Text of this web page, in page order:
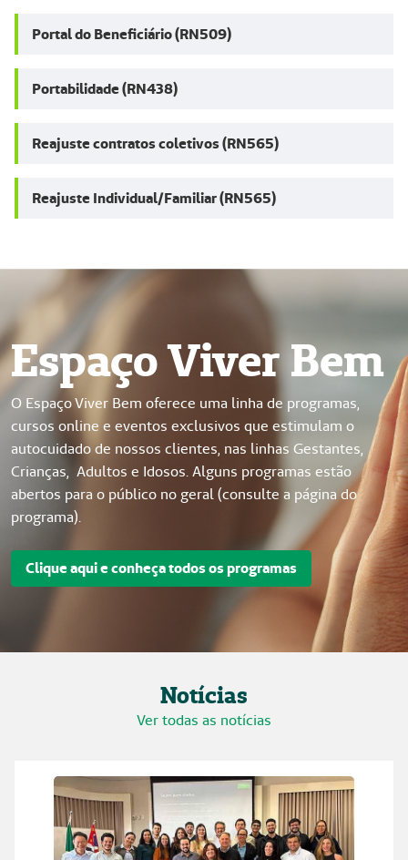
Portal do Beneficiário (RN509)
Portabilidade (RN438)
Reajuste contratos coletivos (RN565)
Reajuste Individual/Familiar (RN565)
Espaço Viver Bem
O Espaço Viver Bem oferece uma linha de programas,
cursos online e eventos exclusivos que estimulam o
autocuidado de nossos clientes, nas linhas Gestantes,
Crianças, Adultos e Idosos. Alguns programas estão
abertos para o público no geral (consulte a página do
programa).
Clique aqui e conheça todos os programas
Notícias
Ver todas as notícias